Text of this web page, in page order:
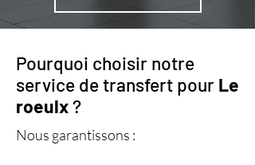
Pourquoi choisir notre
service de transfert pour Le
roeulx?
Nous garantissons :